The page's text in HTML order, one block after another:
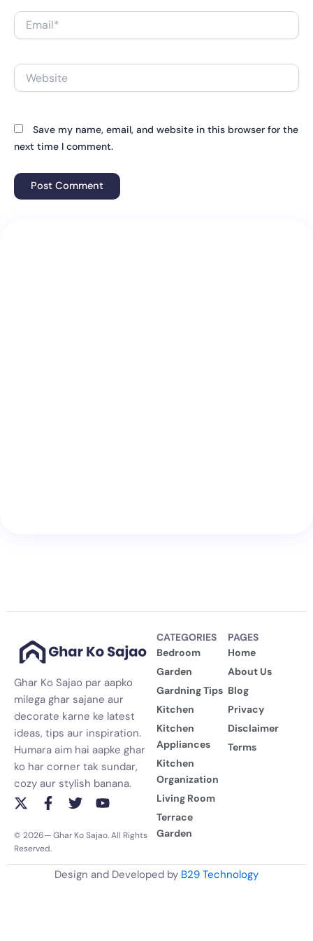
Email*
Website
Save my name, email, and website in this browser for the
next time I comment.
Ghar Ko Sajao par aapko
milega ghar sajane aur
decorate karne ke latest
ideas, tips aur inspiration.
Humara aim hai aapke ghar
ko har corner tak sundar,
cozy aur stylish banana.
X
t
w
F
c
e
o
T
i
e
r
Y
u
b
© 2026— Ghar Ko Sajao. All Rights
Reserved.
CATEGORIES
Bedroom
Garden
Gardning Tips
Kitchen
Kitchen
Appliances
Kitchen
Organization
Living Room
Terrace
Garden
PAGES
Home
About Us
Blog
Privacy
Disclaimer
Terms
Design and Developed by B29 Technology